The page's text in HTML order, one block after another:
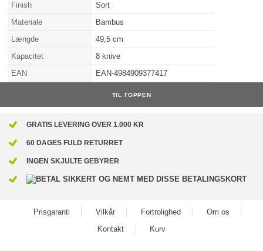
Finish
Sort
Materiale
Bambus
Længde
49,5 cm
Kapacitet
8 knive
EAN
EAN-4984909377417
TIL TOPPEN
GRATIS LEVERING OVER 1.000 KR
60 DAGES FULD RETURRET
INGEN SKJULTE GEBYRER
Prisgaranti Vilkår Fortrolighed
Om os
Kontakt
Kurv